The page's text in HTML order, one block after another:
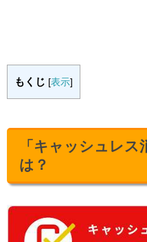
もくじ [表示]
「キャッシュレス
は？